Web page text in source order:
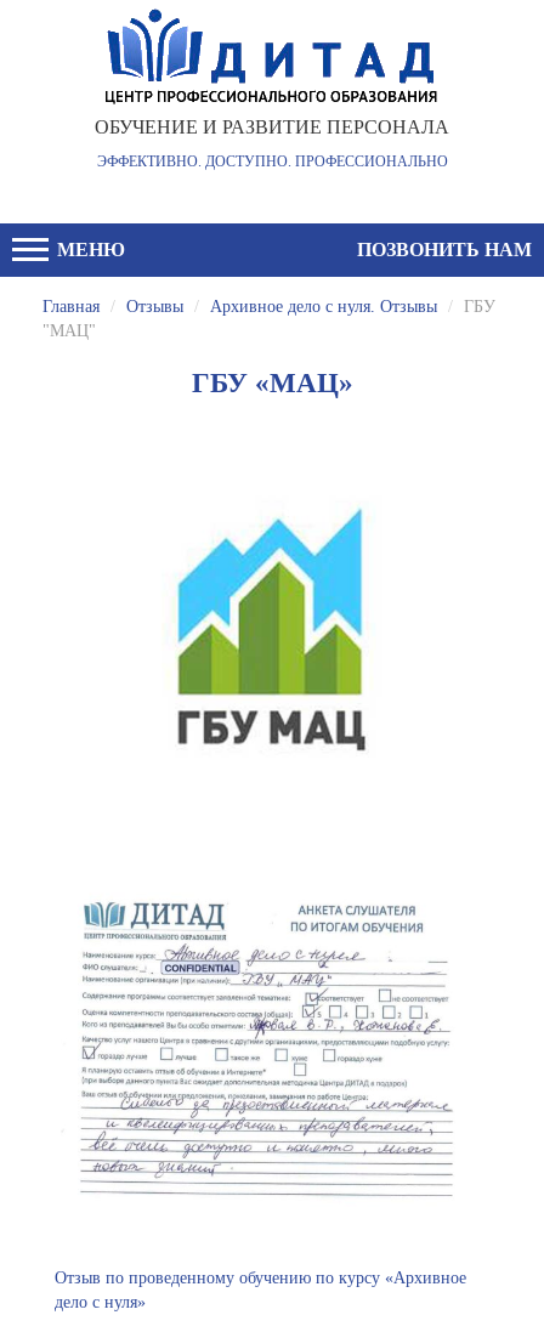
ОБУЧЕНИЕ И РАЗВИТИЕ ПЕРСОНАЛА
ЭФФЕКТИВНО. ДОСТУПНО. ПРОФЕССИОНАЛЬНО
МЕНЮ ПОЗВОНИТЬ НАМ
Главная / Отзывы / Архивное дело с нуля. Отзывы / ГБУ
"МАЦ"
ГБУ «МАЦ»
Отзыв по проведенному обучению по курсу «Архивное
дело с нуля»